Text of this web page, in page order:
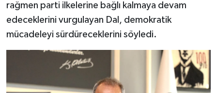
rağmen parti ilkelerine bağlı kalmaya devam
edeceklerini vurgulayan Dal, demokratik
mücadeleyi sürdüreceklerini söyledi.